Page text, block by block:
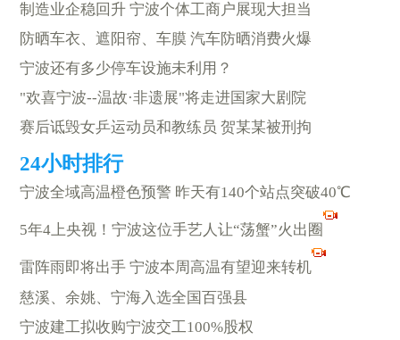
制造业企稳回升 宁波个体工商户展现大担当
防晒车衣、遮阳帘、车膜 汽车防晒消费火爆
宁波还有多少停车设施未利用？
"欢喜宁波--温故·非遗展"将走进国家大剧院
赛后诋毁女乒运动员和教练员 贺某某被刑拘
宁波全域高温橙色预警 昨天有140个站点突破40℃
5年4上央视！宁波这位手艺人让“荡蟹”火出圈
雷阵雨即将出手 宁波本周高温有望迎来转机
慈溪、余姚、宁海入选全国百强县
宁波建工拟收购宁波交工100%股权